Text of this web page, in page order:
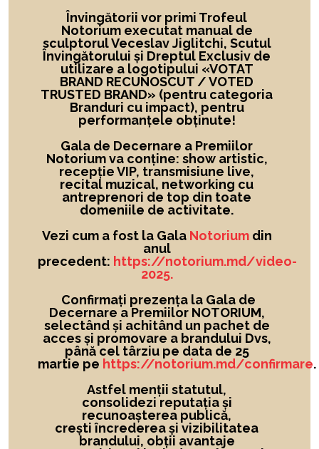
Învingătorii vor primi Trofeul
Notorium executat manual de
sculptorul Veceslav Jiglitchi, Scutul
Învingătorului și Dreptul Exclusiv de
utilizare a logotipului «VOTAT
BRAND RECUNOSCUT / VOTED
TRUSTED BRAND» (pentru categoria
Branduri cu impact), pentru
performanțele obținute!
Gala de Decernare a Premiilor
Notorium va conține: show artistic,
recepție VIP, transmisiune live,
recital muzical, networking cu
antreprenori de top din toate
domeniile de activitate.
Vezi cum a fost la Gala Notoriumdin
anul
precedent: https://notorium.md/video-
2025.
Confirmați prezența la Gala de
Decernare a Premiilor NOTORIUM,
selectând și achitând un pachet de
acces și promovare a brandului Dvs,
până cel târziu pe data de 25
martie pe https://notorium.md/confirmare.
Astfel menții statutul,
consolidezi reputația și
recunoașterea publică,
crești încrederea și vizibilitatea
brandului, obții avantaje